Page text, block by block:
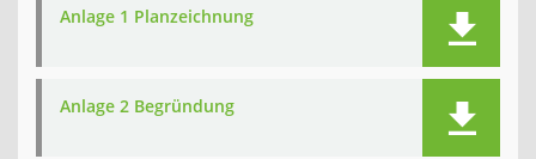
Anlage 1 Planzeichnung
Anlage 2 Begründung